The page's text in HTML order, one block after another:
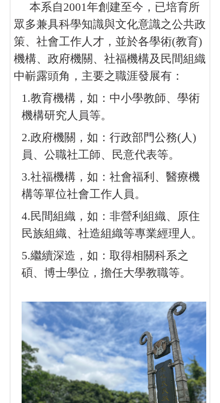
本系自 2001 年創建至今，已培育所
眾多兼具科學知識與文化意識之公共政
策、社會工作人才，並於各學術(教育)
機構、政府機關、社福機構及民間組織
中嶄露頭角，主要之職涯發展有：
1.教育機構，如：中小學教師、學術
機構研究人員等。
2.政府機關，如：行政部門公務( 人 )
員、公職社工師、民意代表等。
3.社福機構，如：社會福利、醫療機
構等單位社會工作人員。
4.民間組織，如：非營利組織、原住
民族組織、社造組織等專業經理人。
5.繼續深造，如：取得相關科系之
碩、博士學位，擔任大學教職等。